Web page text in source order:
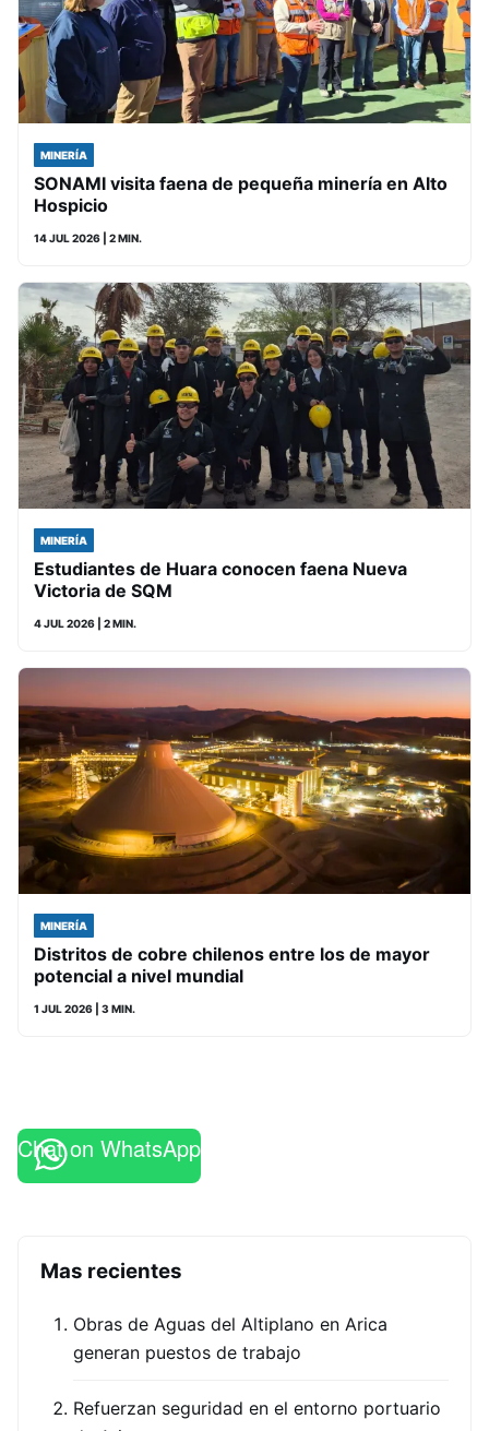
MINERÍA
SONAMI visita faena de pequeña minería en Alto
Hospicio
14 JUL 2026 | 2 MIN.
MINERÍA
Estudiantes de Huara conocen faena Nueva
Victoria de SQM
4 JUL 2026 | 2 MIN.
MINERÍA
Distritos de cobre chilenos entre los de mayor
potencial a nivel mundial
1 JUL 2026 | 3 MIN.
Chat on WhatsApp
Mas recientes
Obras de Aguas del Altiplano en Arica
generan puestos de trabajo
Refuerzan seguridad en el entorno portuario